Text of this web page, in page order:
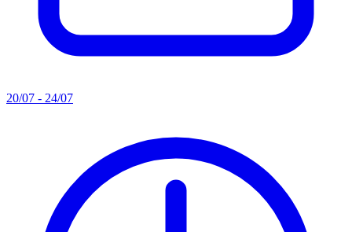
20/07 - 24/07